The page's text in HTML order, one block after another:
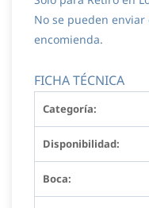
No se pueden
encomienda.
FICHA TÉCNICA
Categoría:
Disponibilidad:
Boca: